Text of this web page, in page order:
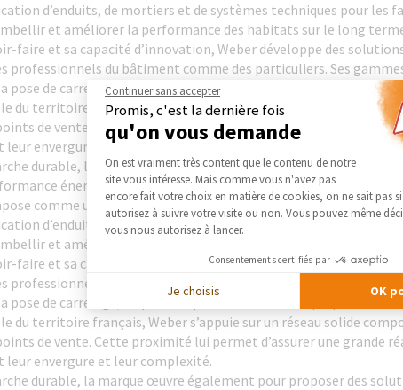
d’enduits, de mortiers et de systèmes techniques pour les
et améliorer la performance des habitats sur le long
faire et sa capacité d’innovation, Weber développe des
professionnels du bâtiment comme des particuliers. Ses
pose de carrelage, en passant par l’isolation et la préparation
du territoire français, Weber s’appuie sur un réseau solide
de vente. Cette proximité lui permet d’assurer une grande
envergure et leur complexité.
durable, la marque œuvre également pour proposer des
énergétique des bâtiments et à la réduction de leur
comme un acteur incontournable dans le domaine des
d’enduits, de mortiers et de systèmes techniques pour les
et améliorer la performance des habitats sur le long terme.
faire et sa capacité d’innovation, Weber développe des
professionnels du bâtiment comme des particuliers. Ses
pose de carrelage, en passant par l’isolation et la préparation
du territoire français, Weber s’appuie sur un réseau solide
de vente. Cette proximité lui permet d’assurer une grande
leur envergure et leur complexité.
durable, la marque œuvre également pour proposer des
Continuer sans accepter
Promis, c'est la dernière fois
qu'on vous demande
Plateforme de Gestion du
On est vraiment très content que le contenu de notre
site vous intéresse. Mais comme vous n'avez pas
encore fait votre choix en matière de cookies, on ne sait pas
autorisez à suivre votre visite ou non. Vous pouvez même
vous nous autorisez à lancer.
Consentements certifiés par
Je choisis OK
Axeptio consent